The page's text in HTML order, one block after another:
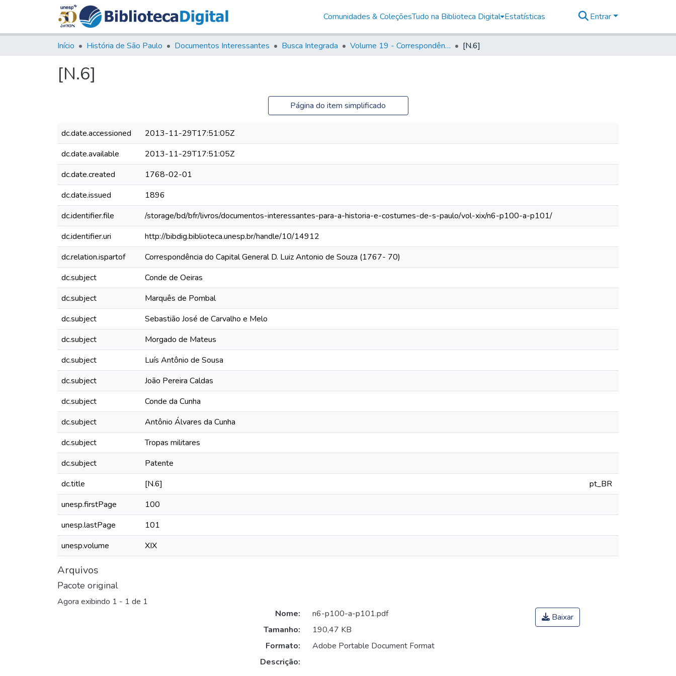
Comunidades & ColeçõesTudo na Biblioteca Digital Estatísticas Entrar
Início História de São Paulo Documentos Interessantes Busca Integrada Volume 19 - Correspondência do Capital General D. Luiz Antonio de Souza (1767- 70) [N.6]
[N.6]
Página do item simplificado
dc.date.accessioned
2013-11-29T17:51:05Z
dc.date.available
2013-11-29T17:51:05Z
dc.date.created
1768-02-01
dc.date.issued
1896
dc.identifier.file
/storage/bd/bfr/livros/documentos-interessantes-para-a-historia-e-costumes-de-s-paulo/vol-xix/n6-p100-a-p101/
dc.identifier.uri
http://bibdig.biblioteca.unesp.br/handle/10/14912
dc.relation.ispartof
Correspondência do Capital General D. Luiz Antonio de Souza (1767- 70)
dc.subject
Conde de Oeiras
dc.subject
Marquês de Pombal
dc.subject
Sebastião José de Carvalho e Melo
dc.subject
Morgado de Mateus
dc.subject
Luís Antônio de Sousa
dc.subject
João Pereira Caldas
dc.subject
Conde da Cunha
dc.subject
Antônio Álvares da Cunha
dc.subject
Tropas militares
dc.subject
Patente
dc.title
[N.6]
pt_BR
unesp.firstPage
100
unesp.lastPage
101
unesp.volume
XIX
Arquivos
Pacote original
Agora exibindo 1 - 1 de 1
Nome:
n6-p100-a-p101.pdf
Tamanho:
190,47 KB
Formato:
Adobe Portable Document Format
Descrição:
Baixar